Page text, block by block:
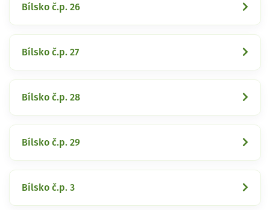
Bílsko č.p. 26
Bílsko č.p. 27
Bílsko č.p. 28
Bílsko č.p. 29
Bílsko č.p. 3